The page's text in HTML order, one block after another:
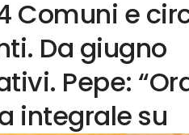
e
Da giugno
Pepe:
integrale su